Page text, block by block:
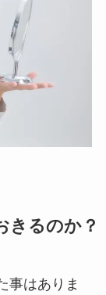
きるのか？
事はありま